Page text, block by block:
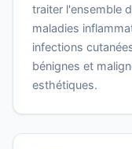
traiter l'ensemble
maladies
infections
bénignes et
esthétiques.